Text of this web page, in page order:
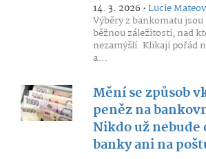
14. 3. 2026 •Lucie
Výběry z bankomatu
běžnou záležitostí, nad
nezamýšlí. Klikají pořád
a...
Mění se způsob
peněz na
Nikdo už nebude
banky ani na